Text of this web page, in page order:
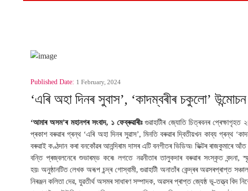
Published Date: 1 February, 2024
‘এৰি অহা দিনৰ সুবাস’, ‘কাদম্বৰীৰ চকুলো’ উন্মোচন
‘আমাৰ অসম’ৰ মহানগৰ সংবাদ, ১ ফেব্ৰুৱাৰীঃগুৱাহাটীৰ জ্যোতি চিত্ৰবনৰ প্ৰেক্ষাগৃহত
প্ৰকাশ বৰুৱাৰ গ্ৰন্থ ‘এৰি অহা দিনৰ সুৱাস’, মিনতি বৰুৱাৰ দ্বিতীয়খন কাব্য গ্ৰন্থ
বৰুৱাই কণ্ঠদান কৰা বনকোঁৱৰ আনন্দিৰাম দাসৰ এটি বনগীতৰ ভিডিঅ৷ ভিক্টৰ ৰাজকুমাৰে
বন্তি প্ৰজ্বলনেৰে শুভাৰম্ভ কৰে৷ লগতে নৱনীতাৰ তালুকদাৰ বৰুৱাৰ সংস্কৃত বন্দনা,
হয়৷ অনুষ্ঠানটিত লেখক অৰূপ চন্দ্ৰ গোস্বামী, গুৱাহাটী অনাতাঁৰ কেন্দ্ৰৰ অৱসৰপ্ৰাপ্ত
নিৰঞ্জন কলিতা দেৱ, যুৱতীৰ্থ অসমৰ সাধাৰণ সম্পাদক, অৱসৰ প্ৰাপ্ত জ্যেষ্ঠ ভূ-তত্ত্ব বিদ